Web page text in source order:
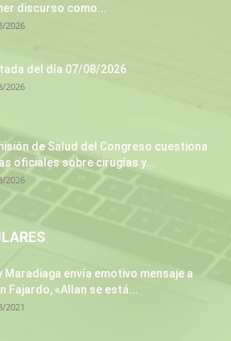
discurso como...
2026
del día 07/08/2026
2026
de Salud del Congreso cuestiona
oficiales sobre cirugías y...
2026
Maradiaga envía emotivo mensaje a
Fajardo, «Allan se está...
2021